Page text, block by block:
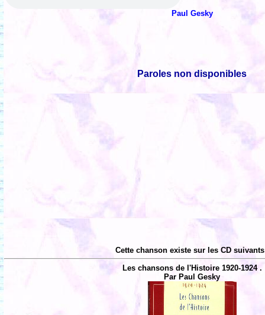
Paul Gesky
Paroles non disponibles
Cette chanson existe sur les CD
Les chansons de l'Histoire 1920-1924 .
Par Paul Gesky